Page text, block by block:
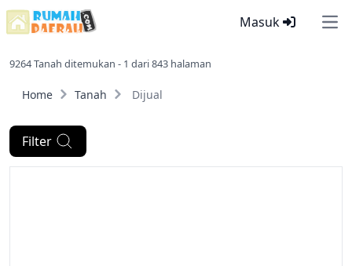
Masuk
9264 Tanah ditemukan - 1 dari 843 halaman
Home Tanah Dijual
Filter